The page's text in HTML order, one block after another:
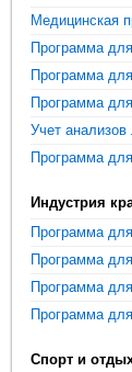
Медицинская
Программа
Программа
Программа
Учет анализов
Программа
Индустрия
Программа
Программа
Программа
Программа
Спорт и